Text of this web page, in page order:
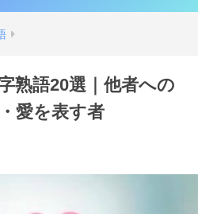
熟語20選｜他者への
愛を表す者